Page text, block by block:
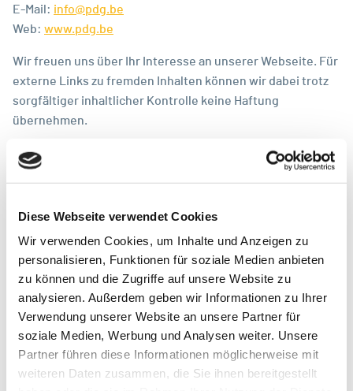
Diese Webseite verwendet Cookies
Wir verwenden Cookies, um Inhalte und Anzeigen zu
personalisieren, Funktionen für soziale Medien anbieten
zu können und die Zugriffe auf unsere Website zu
analysieren. Außerdem geben wir Informationen zu Ihrer
Verwendung unserer Website an unsere Partner für
soziale Medien, Werbung und Analysen weiter. Unsere
Partner führen diese Informationen möglicherweise mit
weiteren Daten zusammen, die Sie ihnen bereitgestellt
E-Mail: info@pdg.be
Web: www.pdg.be
Wir freuen uns über Ihr Interesse an unserer Webseite. Für
externe Links zu fremden Inhalten können wir dabei trotz
sorgfältiger inhaltlicher Kontrolle keine Haftung
übernehmen.
FOTOS
HAFTUNGSAUSSCHLUSS
Trotz größter Sorgfältigkeit bei der Erstellung der
Webseite kann das Parlament der Deutschsprachigen
Gemeinschaft Belgiens nicht die vollständige Korrektheit
aller Inhalte und Dokumente garantieren. Das Parlament
der Deutschsprachigen Gemeinschaft Belgiens lehnt
deshalb jede Haftung bezüglich der Webseite und der